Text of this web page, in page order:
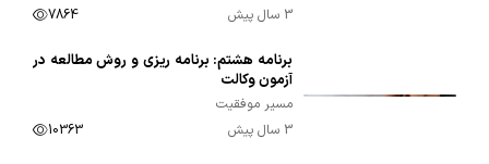
3 سال پیش 7864
برنامه هشتم: برنامه ریزی و روش مطالعه در
آزمون وکالت
مسیر موفقیت
3 سال پیش
10363